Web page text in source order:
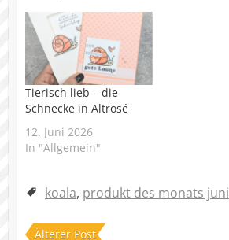
Tierisch lieb – die
Schnecke in Altrosé
12. Juni 2026
In "Allgemein"
koala, produkt des monats juni
Älterer Post